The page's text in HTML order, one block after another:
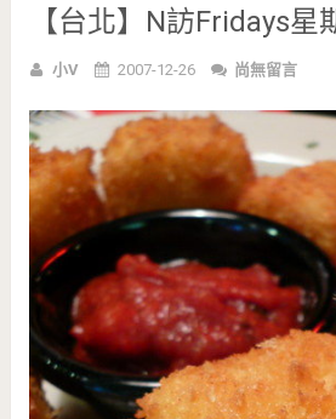
【台北】N訪Fridays星
小V 2007-12-26 尚無留言